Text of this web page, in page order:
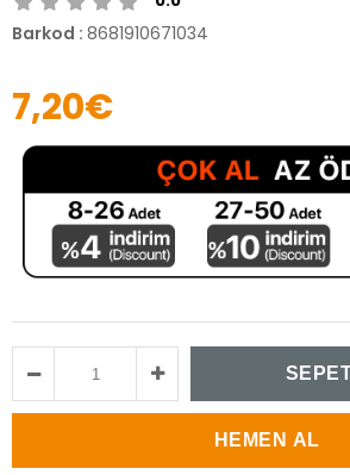
Barkod : 8681910671034
7,20€